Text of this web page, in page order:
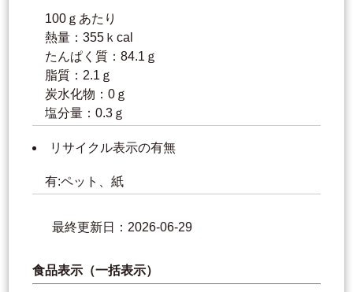
100ｇあたり
熱量：355ｋcal
たんぱく質：84.1ｇ
脂質：2.1ｇ
炭水化物：0ｇ
塩分量：0.3ｇ
リサイクル表示の有無
有:ペット、紙
最終更新日：2026-06-29
食品表示（一括表示）